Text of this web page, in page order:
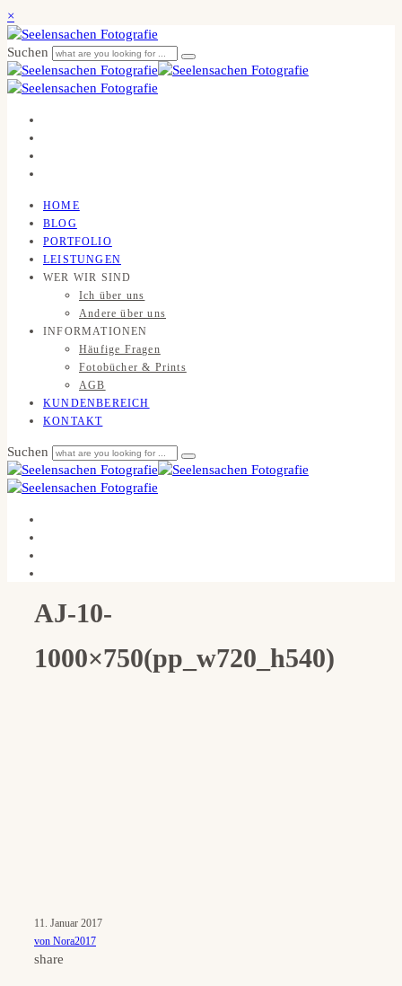
×
Suchen
HOME
BLOG
PORTFOLIO
LEISTUNGEN
WER WIR SIND
Ich über uns
Andere über uns
INFORMATIONEN
Häufige Fragen
Fotobücher & Prints
AGB
KUNDENBEREICH
KONTAKT
Suchen
AJ-10-
1000×750(pp_w720_h540)
11. Januar 2017
von Nora2017
share